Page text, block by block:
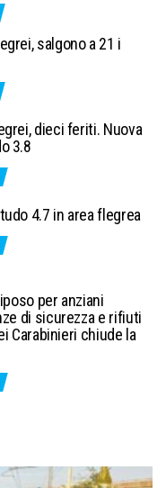
salgono a 21 i
dieci feriti. Nuova
3.8
4.7 in area flegrea
per anziani
di sicurezza e rifiuti
Carabinieri chiude la